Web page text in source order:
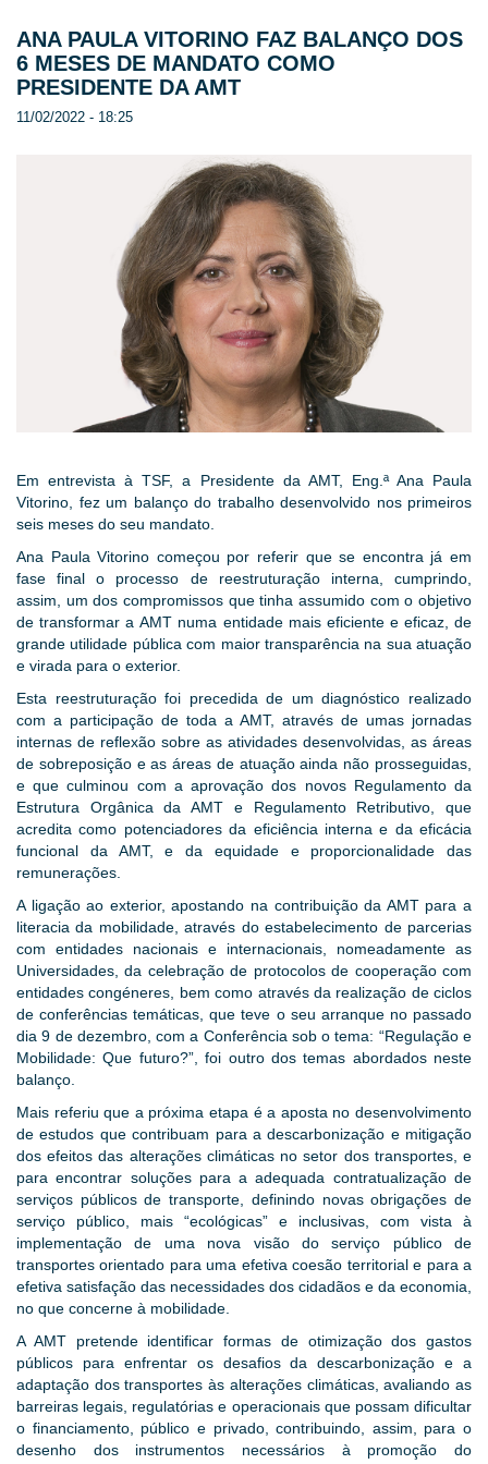
ANA PAULA VITORINO FAZ BALANÇO DOS
6 MESES DE MANDATO COMO
PRESIDENTE DA AMT
11/02/2022 - 18:25
Em entrevista à TSF, a Presidente da AMT, Eng.ª Ana Paula
Vitorino, fez um balanço do trabalho desenvolvido nos primeiros
seis meses do seu mandato.
Ana Paula Vitorino começou por referir que se encontra já em
fase final o processo de reestruturação interna, cumprindo,
assim, um dos compromissos que tinha assumido com o objetivo
de transformar a AMT numa entidade mais eficiente e eficaz, de
grande utilidade pública com maior transparência na sua atuação
e virada para o exterior.
Esta reestruturação foi precedida de um diagnóstico realizado
com a participação de toda a AMT, através de umas jornadas
internas de reflexão sobre as atividades desenvolvidas, as áreas
de sobreposição e as áreas de atuação ainda não prosseguidas,
e que culminou com a aprovação dos novos Regulamento da
Estrutura Orgânica da AMT e Regulamento Retributivo, que
acredita como potenciadores da eficiência interna e da eficácia
funcional da AMT, e da equidade e proporcionalidade das
remunerações.
A ligação ao exterior, apostando na contribuição da AMT para a
literacia da mobilidade, através do estabelecimento de parcerias
com entidades nacionais e internacionais, nomeadamente as
Universidades, da celebração de protocolos de cooperação com
entidades congéneres, bem como através da realização de ciclos
de conferências temáticas, que teve o seu arranque no passado
dia 9 de dezembro, com a Conferência sob o tema: “Regulação e
Mobilidade: Que futuro?”, foi outro dos temas abordados neste
balanço.
Mais referiu que a próxima etapa é a aposta no desenvolvimento
de estudos que contribuam para a descarbonização e mitigação
dos efeitos das alterações climáticas no setor dos transportes, e
para encontrar soluções para a adequada contratualização de
serviços públicos de transporte, definindo novas obrigações de
serviço público, mais “ecológicas” e inclusivas, com vista à
implementação de uma nova visão do serviço público de
transportes orientado para uma efetiva coesão territorial e para a
efetiva satisfação das necessidades dos cidadãos e da economia,
no que concerne à mobilidade.
A AMT pretende identificar formas de otimização dos gastos
públicos para enfrentar os desafios da descarbonização e a
adaptação dos transportes às alterações climáticas, avaliando as
barreiras legais, regulatórias e operacionais que possam dificultar
o financiamento, público e privado, contribuindo, assim, para o
desenho dos instrumentos necessários à promoção do